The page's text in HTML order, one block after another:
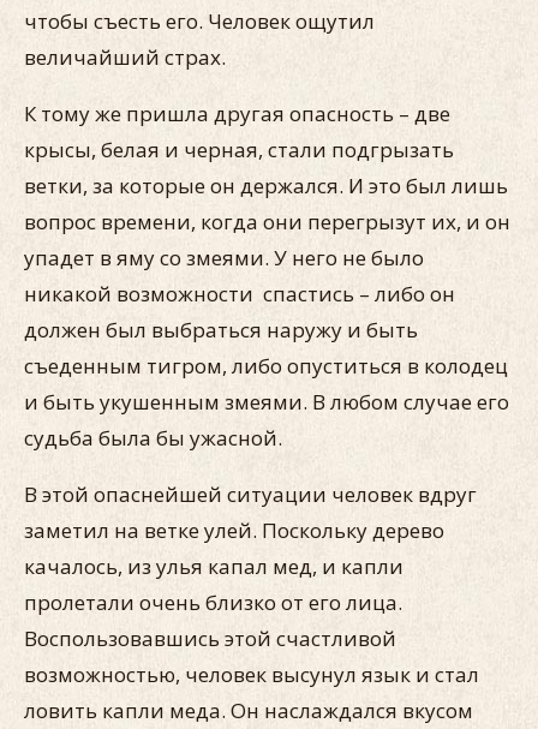
чтобы съесть его. Человек ощутил
величайший страх.
К тому же пришла другая опасность – две
крысы, белая и черная, стали подгрызать
ветки, за которые он держался. И это был лишь
вопрос времени, когда они перегрызут их, и он
упадет в яму со змеями. У него не было
никакой возможности спастись – либо он
должен был выбраться наружу и быть
съеденным тигром, либо опуститься в колодец
и быть укушенным змеями. В любом случае его
судьба была бы ужасной.
В этой опаснейшей ситуации человек вдруг
заметил на ветке улей. Поскольку дерево
качалось, из улья капал мед, и капли
пролетали очень близко от его лица.
Воспользовавшись этой счастливой
возможностью, человек высунул язык и стал
ловить капли меда. Он наслаждался вкусом